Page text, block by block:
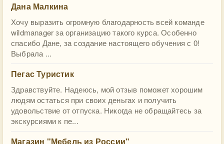
Дана Малкина
Хочу выразить огромную благодарность всей команде
wildmanager за организацию такого курса. Особенно
спасибо Дане, за создание настоящего обучения с 0!
Выбрала ...
Пегас Туристик
Здравствуйте. Надеюсь, мой отзыв поможет хорошим
людям остаться при своих деньгах и получить
удовольствие от отпуска. Никогда не обращайтесь за
экскурсиями к пе...
Магазин "Мебель из России"